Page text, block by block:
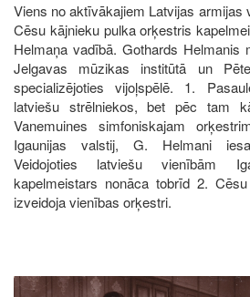
Viens no aktīvākajiem Latvijas armijas
Cēsu kājnieku pulka orķestris
Helmaņa vadībā. Gothards Helmanis
Jelgavas mūzikas institūtā un
specializējoties vijoļspēlē. 1.
latviešu strēlniekos, bet pēc tam
Vanemuines simfoniskajam
Igaunijas valstij, G. Helmani
Veidojoties latviešu vienībām
kapelmeistars nonāca tobrīd 2.
izveidoja vienības orķestri.
Image